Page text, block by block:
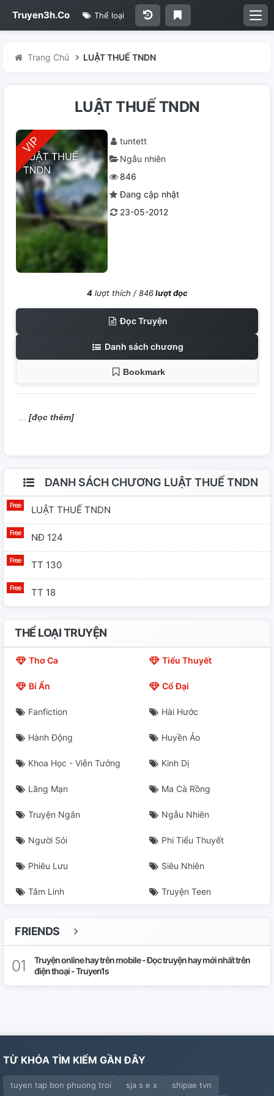
Truyen3h.Co Thể loại
Trang Chủ LUẬT THUẾ TNDN
LUẬT THUẾ TNDN
tuntett
Ngẫu nhiên
846
Đang cập nhật
23-05-2012
4 lượt thích /846lượt đọc
Đọc Truyện
Danh sách chương
Bookmark
[đọc thêm]
DANH SÁCH CHƯƠNG LUẬT THUẾ TNDN
LUẬT THUẾ TNDN
NĐ 124
TT 130
TT 18
THỂ LOẠI TRUYỆN
Thơ Ca Tiểu Thuyết
Bí Ẩn Cổ Đại
Fanfiction Hài Hước
Hành Động Huyền Ảo
Khoa Học - Viễn Tưởng Kinh Dị
Lãng Mạn Ma Cà Rồng
Truyện Ngắn Ngẫu Nhiên
Người Sói Phi Tiểu Thuyết
Phiêu Lưu Siêu Nhiên
Tâm Linh Truyện Teen
FRIENDS
Truyện online hay trên mobile - Đọc truyện hay mới nhất trên
điện thoại - Truyen1s
TỪ KHÓA TÌM KIẾM GẦN ĐÂY
tuyen tap bon phuong troi sja s e x shipae tvn